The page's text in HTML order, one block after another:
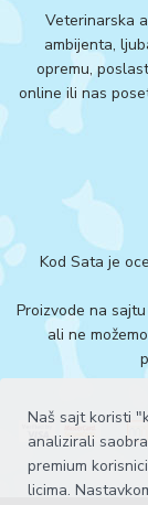
Naš sajt koristi
analizirali
premium
licima.
Veterinarska
ambijenta,
opremu,
online ili nas
Kod Sata je
Proizvode na
ali ne